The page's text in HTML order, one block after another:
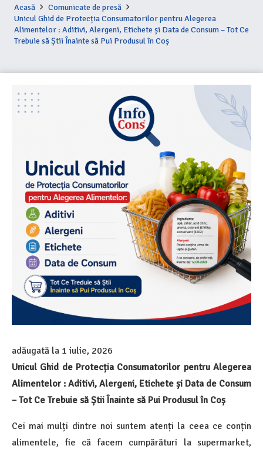
Acasă
Comunicate de presă
Unicul Ghid de Protecția Consumatorilor pentru Alegerea
Alimentelor : Aditivi, Alergeni, Etichete și Data de Consum – Tot Ce
Trebuie să Știi Înainte să Pui Produsul în Coș
adăugată la 1 iulie, 2026
Unicul Ghid de Protecția Consumatorilor pentru Alegerea
Alimentelor : Aditivi, Alergeni, Etichete și Data de Consum
– Tot Ce Trebuie să Știi Înainte să Pui Produsul în Coș
Cei mai mulți dintre noi suntem atenți la ceea ce conțin
alimentele, fie că facem cumpărături la supermarket,